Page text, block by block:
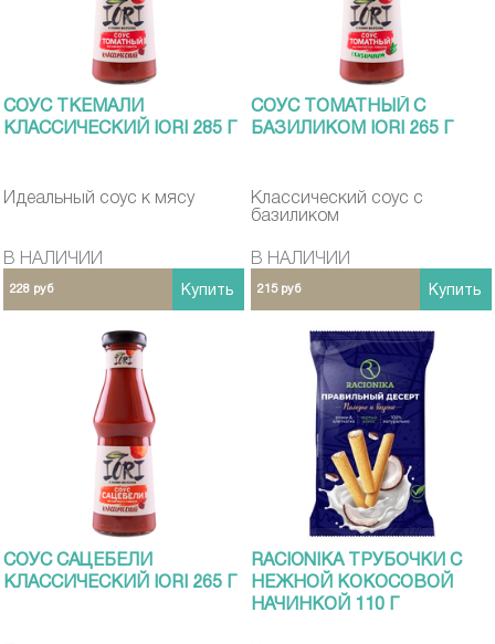
СОУС ТКЕМАЛИ
КЛАССИЧЕСКИЙ IORI 285 Г
Идеальный соус к мясу
В НАЛИЧИИ
228 руб Купить
СОУС ТОМАТНЫЙ С
БАЗИЛИКОМ IORI 265 Г
Классический соус с
базиликом
В НАЛИЧИИ
215 руб Купить
СОУС САЦЕБЕЛИ
КЛАССИЧЕСКИЙ IORI 265 Г
RACIONIKA ТРУБОЧКИ С
НЕЖНОЙ КОКОСОВОЙ
НАЧИНКОЙ 110 Г